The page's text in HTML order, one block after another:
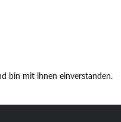
bin mit ihnen einverstanden.